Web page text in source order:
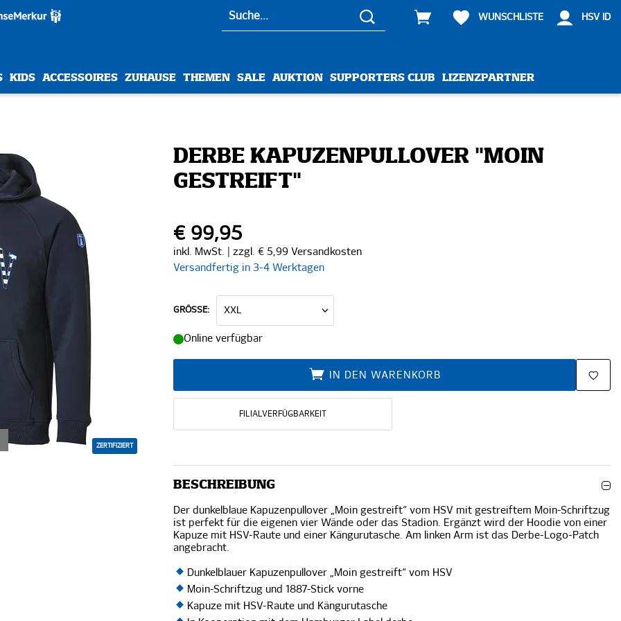
WUNSCHLISTE HSV ID
KIDS ACCESSOIRES ZUHAUSE THEMEN SALE AUKTION SUPPORTERS CLUB LIZENZPARTNER
ZERTIFIZIERT
DERBE KAPUZENPULLOVER "MOIN
GESTREIFT"
€ 99,95
inkl. MwSt. | zzgl. € 5,99 Versandkosten
Versandfertig in 3-4 Werktagen
GRÖSSE:
Online verfügbar
IN DEN WARENKORB
FILIALVERFÜGBARKEIT
BESCHREIBUNG
Der dunkelblaue Kapuzenpullover „Moin gestreift“ vom HSV mit gestreiftem Moin-Schriftzug
ist perfekt für die eigenen vier Wände oder das Stadion. Ergänzt wird der Hoodie von einer
Kapuze mit HSV-Raute und einer Kängurutasche. Am linken Arm ist das Derbe-Logo-Patch
angebracht.
Dunkelblauer Kapuzenpullover „Moin gestreift“ vom HSV
Moin-Schriftzug und 1887-Stick vorne
Kapuze mit HSV-Raute und Kängurutasche